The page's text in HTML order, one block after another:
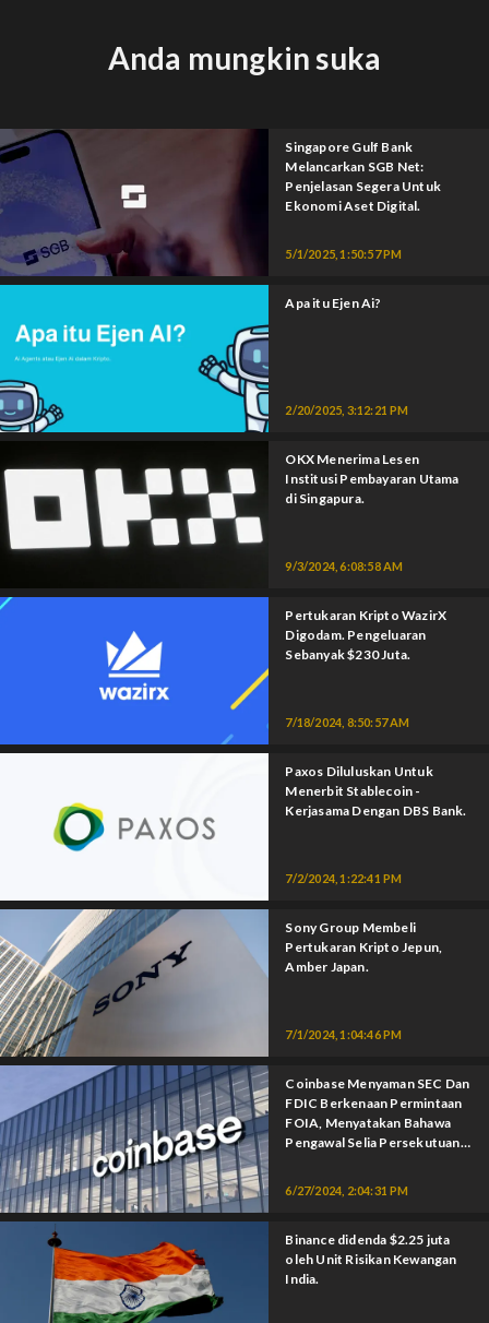
Anda mungkin suka
Singapore Gulf Bank
Melancarkan SGB Net:
Penjelasan Segera Untuk
Ekonomi Aset Digital.
5/1/2025, 1:50:57 PM
Apa itu Ejen Ai?
2/20/2025, 3:12:21 PM
OKX Menerima Lesen
Institusi Pembayaran Utama
di Singapura.
9/3/2024, 6:08:58 AM
Pertukaran Kripto WazirX
Digodam. Pengeluaran
Sebanyak $230 Juta.
7/18/2024, 8:50:57 AM
Paxos Diluluskan Untuk
Menerbit Stablecoin -
Kerjasama Dengan DBS Bank.
7/2/2024, 1:22:41 PM
Sony Group Membeli
Pertukaran Kripto Jepun,
Amber Japan.
7/1/2024, 1:04:46 PM
Coinbase Menyaman SEC Dan
FDIC Berkenaan Permintaan
FOIA, Menyatakan Bahawa
Pengawal Selia Persekutuan
6/27/2024, 2:04:31 PM
Binance didenda $2.25 juta
oleh Unit Risikan Kewangan
India.